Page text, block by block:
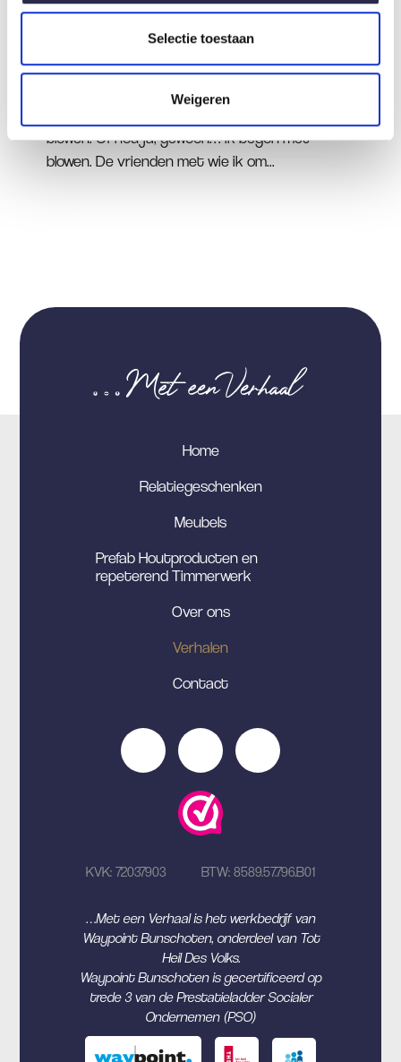
Selectie toestaan
Weigeren
'Afkicken van GHB was voor mij de hel'
‘Ik was vijftien jaar toen ik gewoon begon met
blowen. Of nou ja, gewoon… ik begon met
blowen. De vrienden met wie ik om...
Home
Relatiegeschenken
Meubels
Prefab Houtproducten en
repeterend Timmerwerk
Over ons
Verhalen
Contact
KVK: 72037903 BTW: 8589.57.796.B01
…Met een Verhaal is het werkbedrijf van
Waypoint Bunschoten, onderdeel van Tot
Heil Des Volks.
Waypoint Bunschoten is gecertificeerd op
trede 3 van de Prestatieladder Socialer
Ondernemen (PSO)